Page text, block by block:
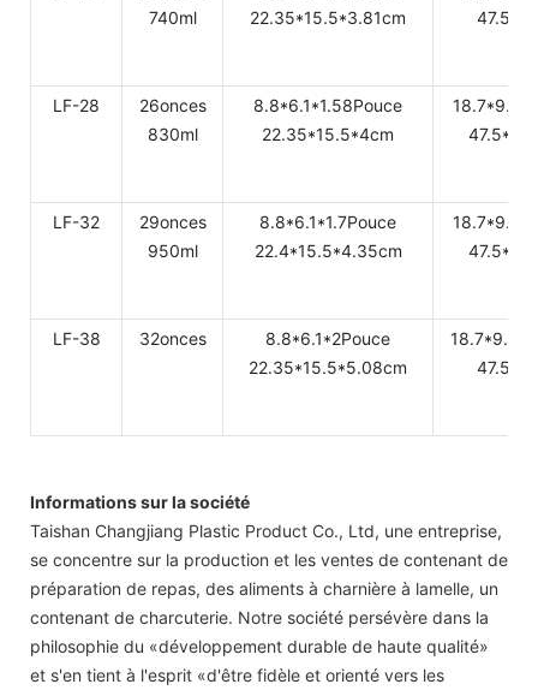
740ml
22.35*15.5*3.81cm
LF-28
26onces
830ml
8.8*6.1*1.58Pouce
22.35*15.5*4cm
LF-32
29onces
950ml
8.8*6.1*1.7Pouce
22.4*15.5*4.35cm
LF-38 32onces
8.8*6.1*2Pouce
22.35*15.5*5.08cm
Informations sur la société
Taishan Changjiang Plastic Product Co., Ltd, une entreprise,
se concentre sur la production et les ventes de contenant de
préparation de repas, des aliments à charnière à lamelle, un
contenant de charcuterie. Notre société persévère dans la
philosophie du «développement durable de haute qualité»
et s'en tient à l'esprit «d'être fidèle et orienté vers les